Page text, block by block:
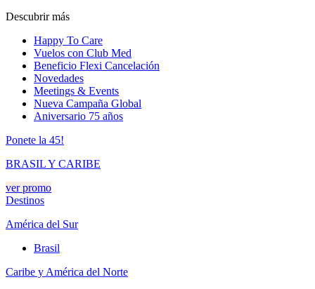
Descubrir más
Happy To Care
Vuelos con Club Med
Beneficio Flexi Cancelación
Novedades
Meetings & Events
Nueva Campaña Global
Aniversario 75 años
Ponete la 45!
BRASIL Y CARIBE
ver promo
Destinos
América del Sur
Brasil
Caribe y América del Norte